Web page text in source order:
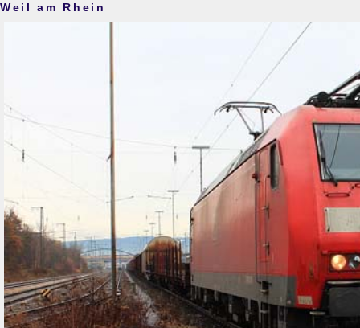
Weil am Rhein